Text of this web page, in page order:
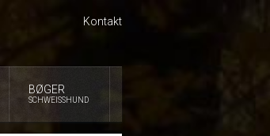
Kontakt
BØGER
SCHWEISSHUND